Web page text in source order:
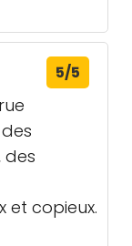
5/5
des
et copieux.